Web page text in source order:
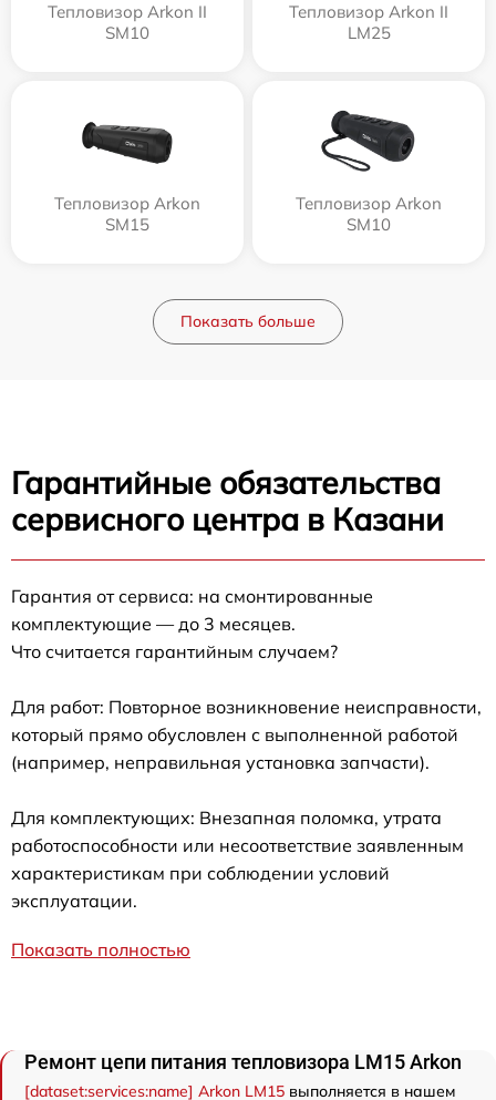
Тепловизор Arkon II
SM10
Тепловизор Arkon II
LM25
Тепловизор Arkon
SM15
Тепловизор Arkon
SM10
Показать больше
Гарантийные обязательства
сервисного центра в Казани
Гарантия от сервиса: на смонтированные
комплектующие — до 3 месяцев.
Что считается гарантийным случаем?
Для работ: Повторное возникновение неисправности,
который прямо обусловлен с выполненной работой
(например, неправильная установка запчасти).
Для комплектующих: Внезапная поломка, утрата
работоспособности или несоответствие заявленным
характеристикам при соблюдении условий
эксплуатации.
Показать полностью
Ремонт цепи питания тепловизора LM15 Arkon
[dataset:services:name] Arkon LM15 выполняется в нашем